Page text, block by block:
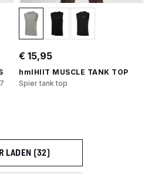
€ 15,95
hmlHIIT MUSCLE TANK TOP
Spier tank top
LADEN (32)